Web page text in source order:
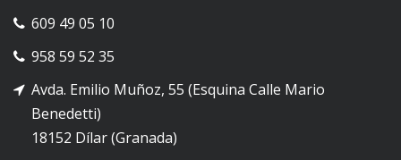
609 49 05 10
958 59 52 35
Avda. Emilio Muñoz, 55 (Esquina Calle Mario
Benedetti)
18152 Dílar (Granada)